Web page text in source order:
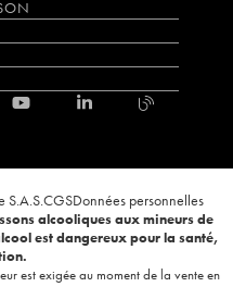
S.A.S.CGSDonnées personnelles
alcooliques aux mineurs de
est dangereux pour la santé,
est exigée au moment de la vente en